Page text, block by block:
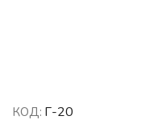
КОД: Г-20